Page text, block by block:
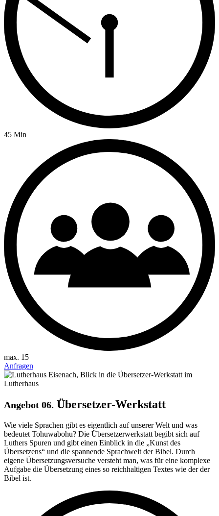
45 Min
max. 15
Anfragen
Angebot 06. Übersetzer-Werkstatt
Wie viele Sprachen gibt es eigentlich auf unserer Welt und was
bedeutet Tohuwabohu? Die Übersetzerwerkstatt begibt sich auf
Luthers Spuren und gibt einen Einblick in die „Kunst des
Übersetzens“ und die spannende Sprachwelt der Bibel. Durch
eigene Übersetzungsversuche versteht man, was für eine komplexe
Aufgabe die Übersetzung eines so reichhaltigen Textes wie der der
Bibel ist.